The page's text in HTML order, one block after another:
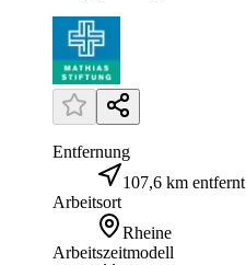
Entfernung
107,6 km entfernt
Arbeitsort
Rheine
Arbeitszeitmodell